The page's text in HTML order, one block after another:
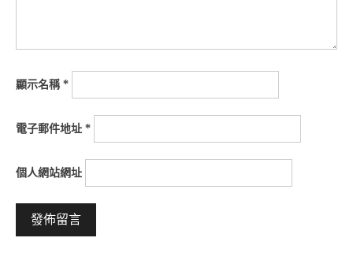
顯示名稱*
電子郵件地址 *
個人網站網址